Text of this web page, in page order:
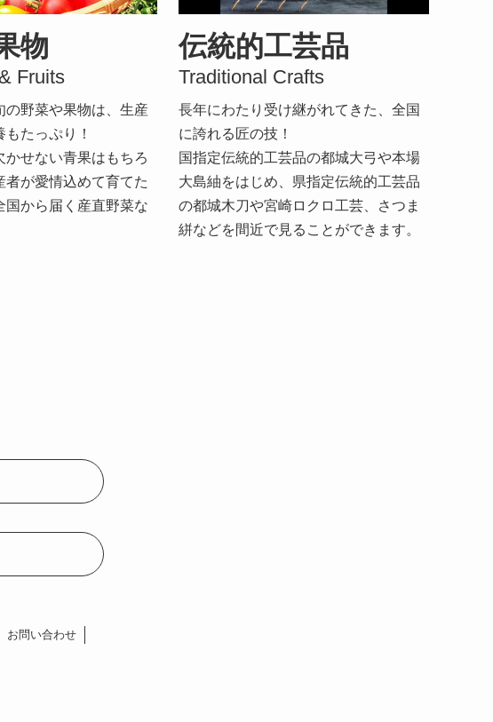
物
Fruits
の野菜や果物は、生産
たっぷり！
かせない青果はもちろ
者が愛情込めて育てた
国から届く産直野菜な
伝統的工芸品
Traditional Crafts
長年にわたり受け継がれてきた、全国
に誇れる匠の技！
国指定伝統的工芸品の都城大弓や本場
大島紬をはじめ、県指定伝統的工芸品
の都城木刀や宮崎ロクロ工芸、さつま
絣などを間近で見ることができます。
お問い合わせ